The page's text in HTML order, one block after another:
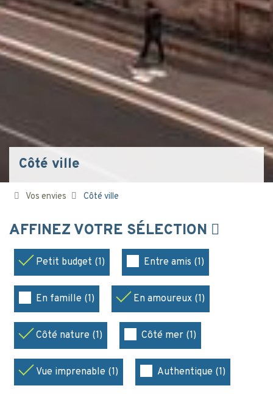
Côté ville
Vos envies Côté ville
AFFINEZ VOTRE SÉLECTION
Petit budget (1) Entre amis (1)
En famille (1) En amoureux (1)
Côté nature (1) Côté mer (1)
Vue imprenable (1) Authentique (1)